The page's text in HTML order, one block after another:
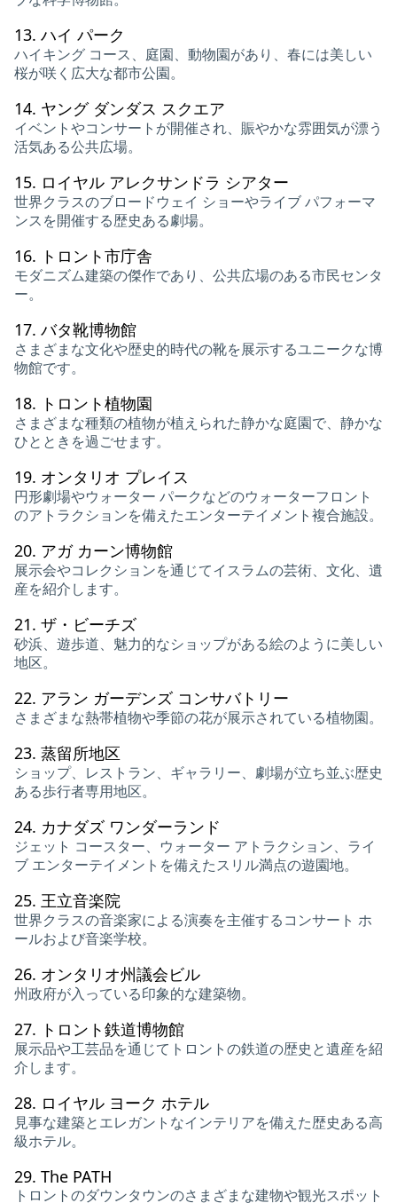
13. ハイ パーク
ハイキング コース、庭園、動物園があり、春には美しい
桜が咲く広大な都市公園。
14. ヤング ダンダス スクエア
イベントやコンサートが開催され、賑やかな雰囲気が漂う
活気ある公共広場。
15. ロイヤル アレクサンドラ シアター
世界クラスのブロードウェイ ショーやライブ パフォーマ
ンスを開催する歴史ある劇場。
16. トロント市庁舎
モダニズム建築の傑作であり、公共広場のある市民センタ
ー。
17. バタ靴博物館
さまざまな文化や歴史的時代の靴を展示するユニークな博
物館です。
18. トロント植物園
さまざまな種類の植物が植えられた静かな庭園で、静かな
ひとときを過ごせます。
19. オンタリオ プレイス
円形劇場やウォーター パークなどのウォーターフロント
のアトラクションを備えたエンターテイメント複合施設。
20. アガ カーン博物館
展示会やコレクションを通じてイスラムの芸術、文化、遺
産を紹介します。
21. ザ・ビーチズ
砂浜、遊歩道、魅力的なショップがある絵のように美しい
地区。
22. アラン ガーデンズ コンサバトリー
さまざまな熱帯植物や季節の花が展示されている植物園。
23. 蒸留所地区
ショップ、レストラン、ギャラリー、劇場が立ち並ぶ歴史
ある歩行者専用地区。
24. カナダズ ワンダーランド
ジェット コースター、ウォーター アトラクション、ライ
ブ エンターテイメントを備えたスリル満点の遊園地。
25. 王立音楽院
世界クラスの音楽家による演奏を主催するコンサート ホ
ールおよび音楽学校。
26. オンタリオ州議会ビル
州政府が入っている印象的な建築物。
27. トロント鉄道博物館
展示品や工芸品を通じてトロントの鉄道の歴史と遺産を紹
介します。
28. ロイヤル ヨーク ホテル
見事な建築とエレガントなインテリアを備えた歴史ある高
級ホテル。
29. The PATH
トロントのダウンタウンのさまざまな建物や観光スポット